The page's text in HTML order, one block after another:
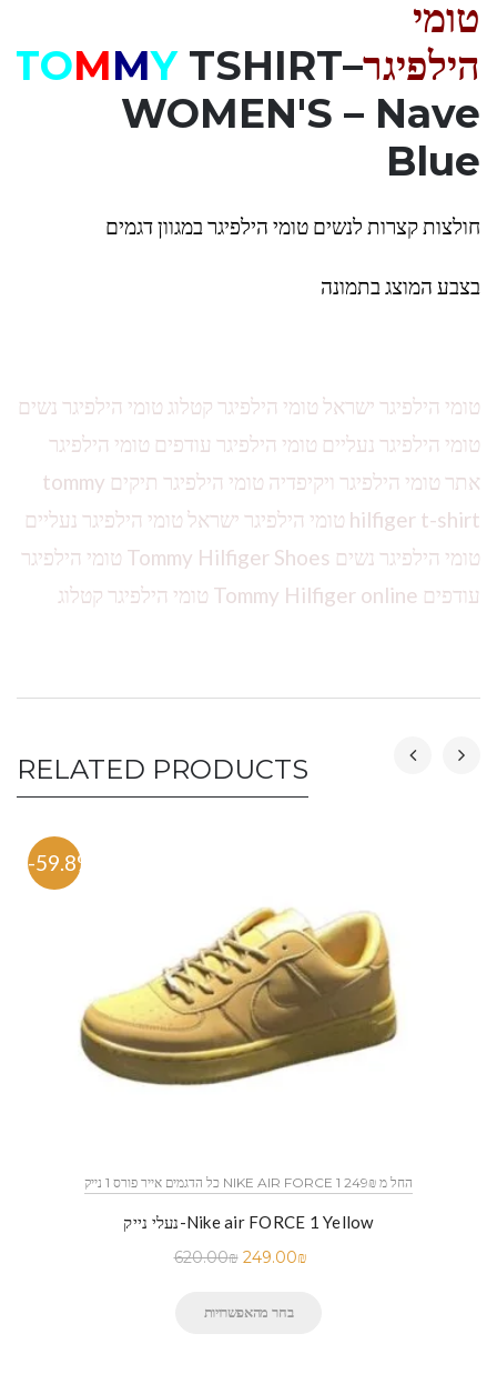
טומי
הילפיגר–
TOMMY TSHIRT
WOMEN'S – Nave
Blue
חולצות קצרות לנשים טומי הילפיגר במגוון דגמים
בצבע המוצג בתמונה
טומי הילפיגר ישראל טומי הילפיגר קטלוג טומי הילפיגר נשים
טומי הילפיגר נעליים טומי הילפיגר עודפים טומי הילפיגר
אתר טומי הילפיגר ויקיפדיה טומי הילפיגר תיקים tommy
hilfiger t-shirt טומי הילפיגר ישראל טומי הילפיגר נעליים
טומי הילפיגר נשים Tommy Hilfiger Shoes טומי הילפיגר
עודפים Tommy Hilfiger online טומי הילפיגר קטלוג
RELATED PRODUCTS
-59.8%
כל הדגמים אייר פורס 1 נייק NIKE AIR FORCE 1 החל מ 249₪
נעלי נייק-Nike air FORCE 1 Yellow
620.00₪ 249.00₪
בחר מהאפשרויות